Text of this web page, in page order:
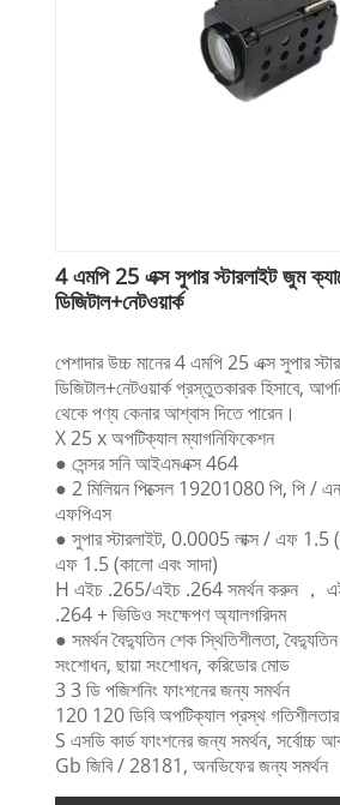
4 এমপি 25 এক্স সুপার স্টারলাইট জুম
ডিজিটাল+নেটওয়ার্ক
পেশাদার উচ্চ মানের 4 এমপি 25 এক্স সুপার
ডিজিটাল+নেটওয়ার্ক প্রস্তুতকারক হিসাবে,
থেকে পণ্য কেনার আশ্বাস দিতে পারেন।
X 25 x অপটিক্যাল ম্যাগনিফিকেশন
● সেন্সর সনি আইএমএক্স 464
● 2 মিলিয়ন পিক্সেল 19201080 পি, পি /
এফপিএস
● সুপার স্টারলাইট, 0.0005 লাক্স / এফ
এফ 1.5 (কালো এবং সাদা)
H এইচ .265/এইচ .264 সমর্থন করুন ，
.264 + ভিডিও সংক্ষেপণ অ্যালগরিদম
● সমর্থন বৈদ্যুতিন শেক স্থিতিশীলতা,
সংশোধন, ছায়া সংশোধন, করিডোর মোড
3 3 ডি পজিশনিং ফাংশনের জন্য সমর্থন
120 120 ডিবি অপটিক্যাল প্রস্থ
S এসডি কার্ড ফাংশনের জন্য সমর্থন, সর্বোচ্চ
Gb জিবি / 28181, অনভিফের জন্য সমর্থন